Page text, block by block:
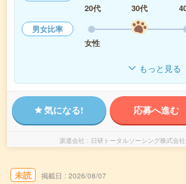
20代
30代
男女比率
女性
もっと見る
気になる! 応募へ進む
派遣会社 日研トータルソーシング株式会
未読 掲載日 2026/08/07